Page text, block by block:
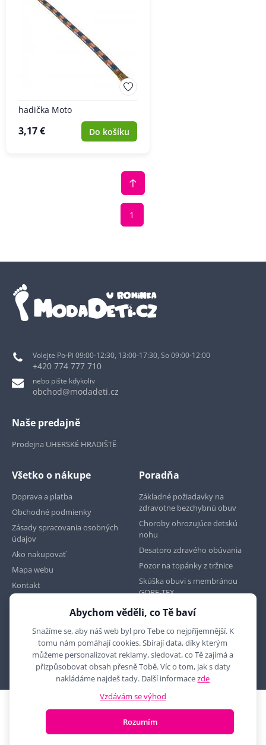
hadička Moto
3,17 € Do košíku
1
Volejte Po-Pi 09:00-12:30, 13:00-17:30, So 09:00-12:00
+420 774 777 710
nebo pište kdykoliv
obchod@modadeti.cz
Naše predajně
Prodejna UHERSKÉ HRADIŠTĚ
Všetko o nákupe
Doprava a platba
Obchodné podmienky
Zásady spracovania osobných
údajov
Ako nakupovať
Mapa webu
Kontakt
Poradňa
Základné požiadavky na
zdravotne bezchybnú obuv
Choroby ohrozujúce detskú
nohu
Desatoro zdravého obúvania
Pozor na topánky z tržnice
Skúška obuvi s membránou
GORE-TEX
2010 - 2026 © MYRON MAXX, s.r.o., všechna práva vyhrazena
E-shop vytvořila
Abychom věděli, co Tě baví
Snažíme se, aby náš web byl pro Tebe co nejpříjemnější. K
tomu nám pomáhají cookies. Sbírají data, díky kterým
můžeme personalizovat reklamy, sledovat, co Tě zajímá a
přizpůsobovat obsah přesně Tobě. Víc o tom, jak s daty
nakládáme najdeš tady. Další informacezde
Vzdávám se výhod
Rozumím